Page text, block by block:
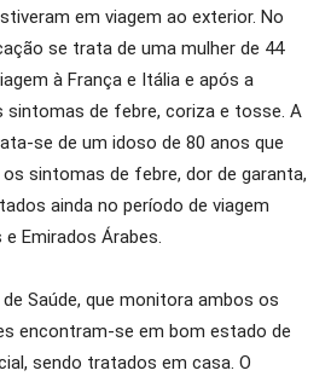
em viagem ao exterior. No
se trata de uma mulher de 44
à França e Itália e após a
sintomas de febre, coriza e tosse. A
se de um idoso de 80 anos que
sintomas de febre, dor de garanta,
ainda no período de viagem
e Emirados Árabes.
Saúde, que monitora ambos os
encontram-se em bom estado de
sendo tratados em casa. O